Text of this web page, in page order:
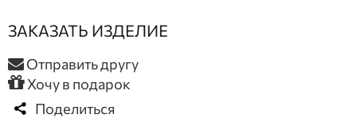
ЗАКАЗАТЬ ИЗДЕЛИЕ
Отправить другу
Хочу в подарок
Поделиться